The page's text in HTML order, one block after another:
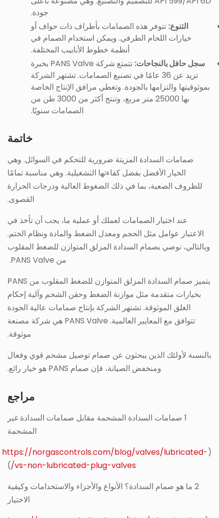
جودة.
التنوع: تتوفر هذه الصمامات بأطراف ذات حواف أو
خيارات اللحام الطرفي. ويمكن استخدام الصمام في
أنظمة خطوط الأنابيب المختلفة.
سجل حافل بالنجاحات:
تتمتع شركة PANS Valve بخبرة
تزيد عن 36 عامًا في تصنيع الصمامات. تشتهر الشركة
بموثوقيتها والتزامها بالجودة. وتغطي مرافق الإنتاج الخاصة
بها 25000 متر مربع، وتنتج أكثر من 3000 طن من
الصمامات سنويًا.
خاتمة
صمامات السدادة المزيتة ضرورية للتحكم في السوائل. وهي
الخيار الأفضل بفضل كفاءتها التشغيلية. وهي مناسبة تمامًا
للظروف الصعبة، بما في ذلك الضغوط العالية ودرجات الحرارة
القصوى.
عند اختيار الصمامات لعملك أو عملية ما، يجب أن تأخذ في
الاعتبار عوامل مثل الحجم ومعدل الضغط والمادة ونظام الختم.
وبالتالي، نوصي بصمام السدادة المزلق المتوازن للضغط المقلوب
من PANS Valve.
يتميز صمام السدادة المزلق المتوازن للضغط المقلوب من PANS
بخيارات متقدمة مثل موازنة الضغط وحقن الشحم وآلية إحكام
الغلق الموثوقة. تشتهر الشركة بإنتاج صمامات عالية الجودة
تتوافق مع المعايير العالمية. PANS Valve هي شركة مصنعة
موثوقة.
بالنسبة لأولئك الذين يبحثون عن صمام توصيل مشحم قوي وفعال
ومنخفض الصيانة، فإن صمام PANS هو خيار رائع.
مراجع
1 صمامات السدادة المشحمة مقابل صمامات السدادة غير
المشحمة
(
https://norgascontrols.com/blog/valves/lubricated-
vs-non-lubricated-plug-valves/
)
2 ما هو صمام السدادة؟ الأنواع والأجزاء والاستخدامات وكيفية
الاختيار